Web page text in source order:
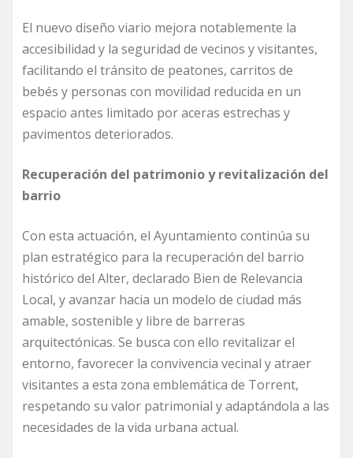
El nuevo diseño viario mejora notablemente la
accesibilidad y la seguridad de vecinos y visitantes,
facilitando el tránsito de peatones, carritos de
bebés y personas con movilidad reducida en un
espacio antes limitado por aceras estrechas y
pavimentos deteriorados.
Recuperación del patrimonio y revitalización del
barrio
Con esta actuación, el Ayuntamiento continúa su
plan estratégico para la recuperación del barrio
histórico del Alter, declarado Bien de Relevancia
Local, y avanzar hacia un modelo de ciudad más
amable, sostenible y libre de barreras
arquitectónicas. Se busca con ello revitalizar el
entorno, favorecer la convivencia vecinal y atraer
visitantes a esta zona emblemática de Torrent,
respetando su valor patrimonial y adaptándola a las
necesidades de la vida urbana actual.